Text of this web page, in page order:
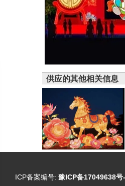
供应的其他相关信息
ICP备案编号: 豫ICP备17049638号